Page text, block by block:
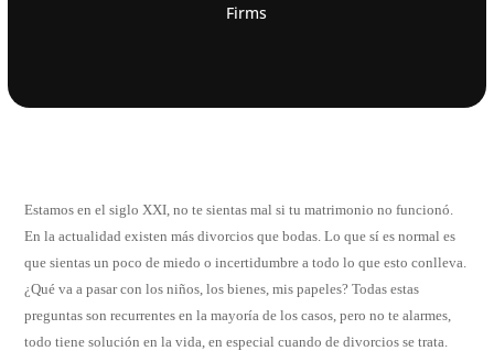
Firms
Estamos en el siglo XXI, no te sientas mal si tu matrimonio no funcionó.
En la actualidad existen más divorcios que bodas. Lo que sí es normal es
que sientas un poco de miedo o incertidumbre a todo lo que esto conlleva.
¿Qué va a pasar con los niños, los bienes, mis papeles? Todas estas
preguntas son recurrentes en la mayoría de los casos, pero no te alarmes,
todo tiene solución en la vida, en especial cuando de divorcios se trata.